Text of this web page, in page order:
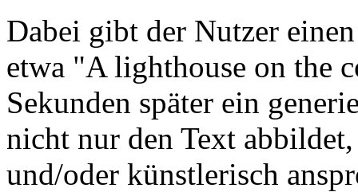
Dabei gibt der Nutzer
etwa
A lighthouse on the
Sekunden später ein
nicht nur den Text
und/oder künstlerisch